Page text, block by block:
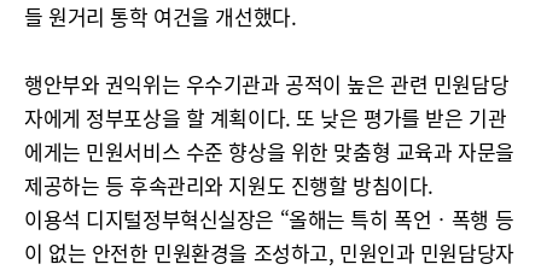
들 원거리 통학 여건을 개선했다.
행안부와 권익위는 우수기관과 공적이 높은 관련 민원담당
자에게 정부포상을 할 계획이다. 또 낮은 평가를 받은 기관
에게는 민원서비스 수준 향상을 위한 맞춤형 교육과 자문을
제공하는 등 후속관리와 지원도 진행할 방침이다.
이용석 디지털정부혁신실장은 “올해는 특히 폭언‧폭행 등
이 없는 안전한 민원환경을 조성하고, 민원인과 민원담당자